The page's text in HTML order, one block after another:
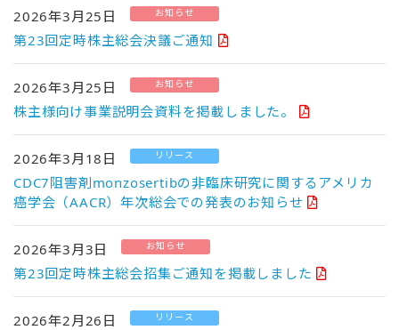
2026年3月25日 お知らせ
第23回定時株主総会決議ご通知
2026年3月25日 お知らせ
株主様向け事業説明会資料を掲載しました。
2026年3月18日 リリース
CDC7阻害剤monzosertibの非臨床研究に関するアメリカ
癌学会（AACR）年次総会での発表のお知らせ
2026年3月3日 お知らせ
第23回定時株主総会招集ご通知を掲載しました
2026年2月26日 リリース